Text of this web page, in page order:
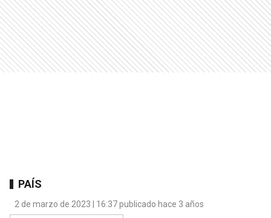
PAÍS
2 de marzo de 2023 | 16:37 publicado hace 3 años